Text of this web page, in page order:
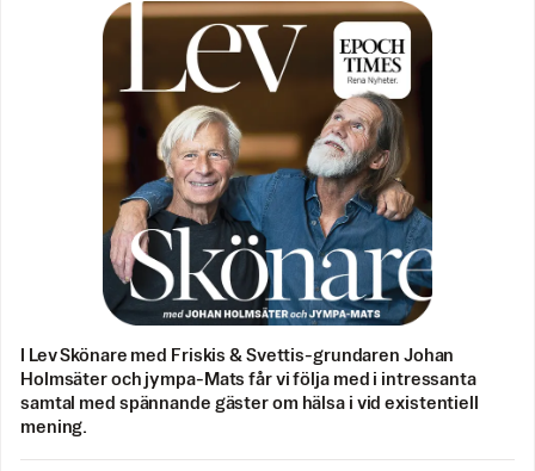
I Lev Skönare med Friskis & Svettis-grundaren Johan
Holmsäter och jympa-Mats får vi följa med i intressanta
samtal med spännande gäster om hälsa i vid existentiell
mening.